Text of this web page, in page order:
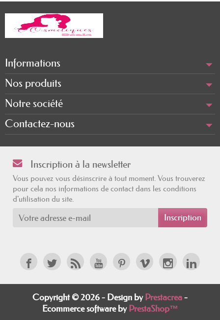
Informations
Nos produits
Notre société
Contactez-nous
Inscription à la newsletter
Vous pouvez vous désinscrire à tout moment. Vous trouverez
pour cela nos informations de contact dans les conditions
d'utilisation du site.
Copyright © 2026 - Design byPrestacrea-
Ecommerce software byPrestaShop™